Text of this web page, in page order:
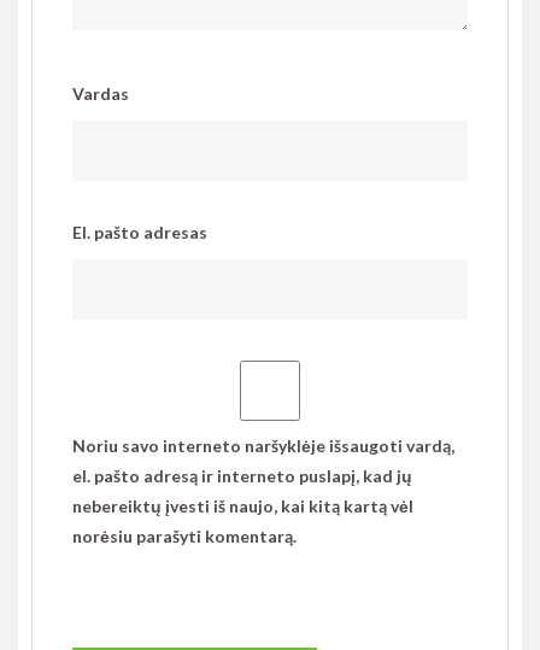
Vardas
El. pašto adresas
Noriu savo interneto naršyklėje išsaugoti vardą,
el. pašto adresą ir interneto puslapį, kad jų
nebereiktų įvesti iš naujo, kai kitą kartą vėl
norėsiu parašyti komentarą.